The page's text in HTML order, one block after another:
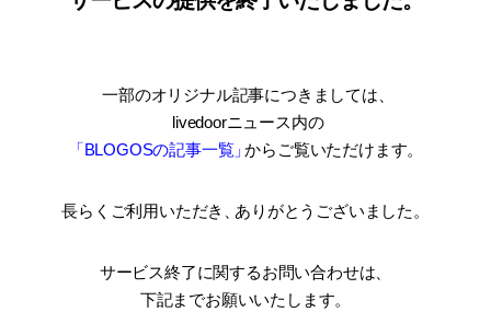
一部のオリジナル記事につきましては
livedoorニュース内の
「BLOGOSの記事一覧」からご覧いただけます。
長らくご利用いただき ありがとうございました。
サービス終了に関するお問い合わせは、
下記までお願いいたします。